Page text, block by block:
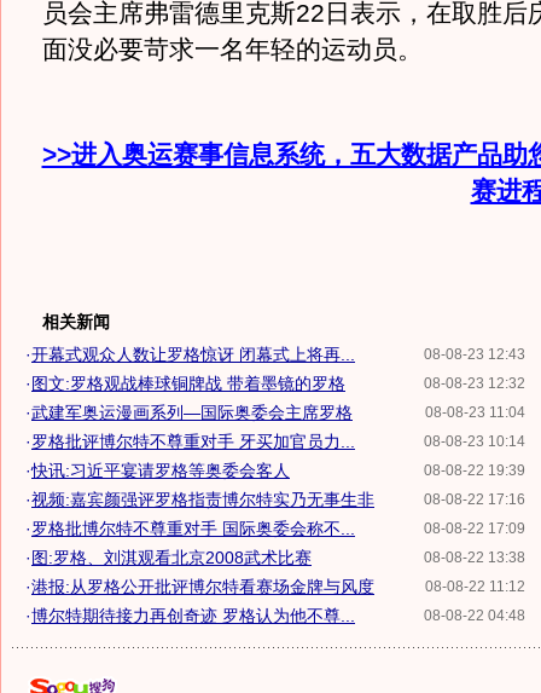
员会主席弗雷德里克斯22日表示，在取胜后
面没必要苛求一名年轻的运动员。
>>进入奥运赛事信息系统，五大数据产品助
赛进
相关新闻
08-08-23 12:43
·开幕式观众人数让罗格惊讶 闭幕式上将再...
08-08-23 12:32
·图文:罗格观战棒球铜牌战 带着墨镜的罗格
08-08-23 11:04
·武建军奥运漫画系列—国际奥委会主席罗格
08-08-23 10:14
·罗格批评博尔特不尊重对手 牙买加官员力...
08-08-22 19:39
·快讯:习近平宴请罗格等奥委会客人
08-08-22 17:16
·视频:嘉宾颜强评罗格指责博尔特实乃无事生非
08-08-22 17:09
·罗格批博尔特不尊重对手 国际奥委会称不...
08-08-22 13:38
·图:罗格、刘淇观看北京2008武术比赛
08-08-22 11:12
·港报:从罗格公开批评博尔特看赛场金牌与风度
08-08-22 04:48
·博尔特期待接力再创奇迹 罗格认为他不尊...